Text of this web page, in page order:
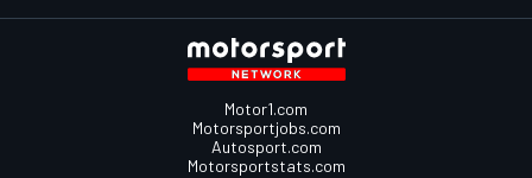
Motor1.com
Motorsportjobs.com
Autosport.com
Motorsportstats.com